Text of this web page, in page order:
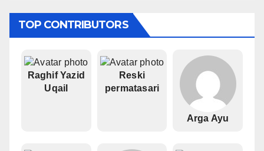
TOP CONTRIBUTORS
Raghif Yazid
Uqail
Reski
permatasari
Arga Ayu